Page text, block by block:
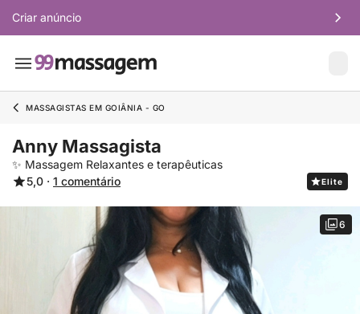
Criar anúncio
MASSAGISTAS EM GOIÂNIA - GO
Anny Massagista
✨ Massagem Relaxantes e terapêuticas
5,0 · 1 comentário Elite
6